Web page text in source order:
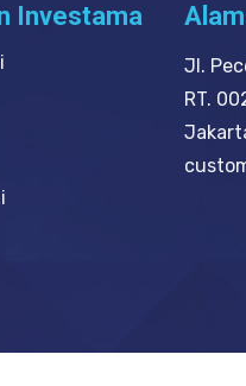
Investama
Jl.
RT.